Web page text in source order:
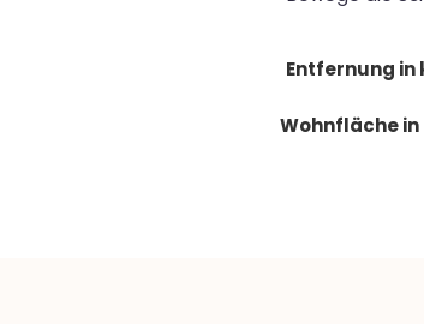
Entfernung in
Wohnfläche in